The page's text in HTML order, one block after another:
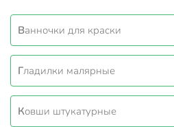
Ванночки для краски
Гладилки малярные
Ковши штукатурные